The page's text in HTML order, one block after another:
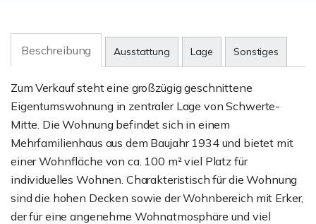
Beschreibung Ausstattung Lage Sonstiges
Zum Verkauf steht eine großzügig geschnittene
Eigentumswohnung in zentraler Lage von Schwerte-
Mitte. Die Wohnung befindet sich in einem
Mehrfamilienhaus aus dem Baujahr 1934 und bietet mit
einer Wohnfläche von ca. 100 m² viel Platz für
individuelles Wohnen. Charakteristisch für die Wohnung
sind die hohen Decken sowie der Wohnbereich mit Erker,
der für eine angenehme Wohnatmosphäre und viel